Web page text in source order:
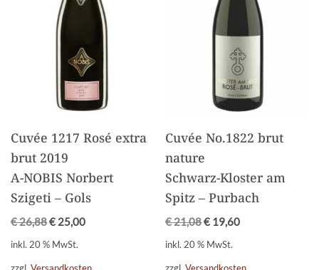
Cuvée 1217 Rosé extra
brut 2019
A-NOBIS Norbert
Szigeti – Gols
€26,88€ 25,00
inkl. 20 % MwSt.
Cuvée No.1822 brut
nature
Schwarz-Kloster am
Spitz – Purbach
€21,08€ 19,60
inkl. 20 % MwSt.